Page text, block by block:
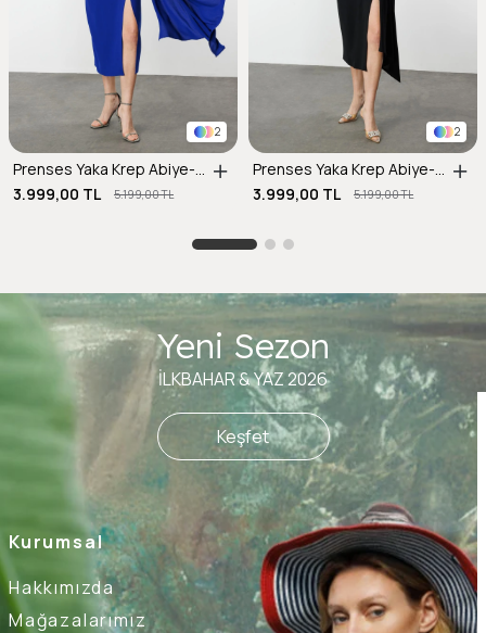
2
Prenses Yaka Krep Abiye-SAX
3.999,00 TL
5.199,00 TL
2
Prenses Yaka Krep Abiye-SİYAH
3.999,00 TL
5.199,00 TL
Kurumsal
Hakkımızda
Mağazalarımız
Yeni Sezon
İLKBAHAR & YAZ 2026
Keşfet